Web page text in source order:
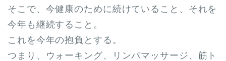
そこで、今健康のために続けていること、それを
今年も継続すること。
これを今年の抱負とする。
つまり、ウォーキング、リンパマッサージ、筋ト